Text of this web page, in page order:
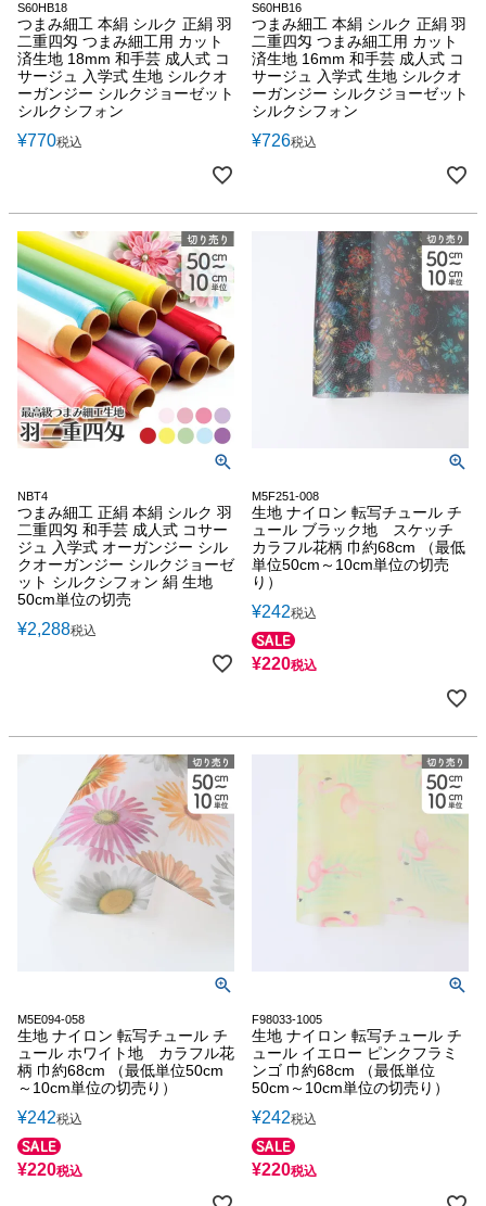
S60HB18
つまみ細工 本絹 シルク 正絹 羽
二重四匁 つまみ細工用 カット
済生地 18mm 和手芸 成人式 コ
サージュ 入学式 生地 シルクオ
ーガンジー シルクジョーゼット
シルクシフォン
¥770税込
S60HB16
つまみ細工 本絹 シルク 正絹 羽
二重四匁 つまみ細工用 カット
済生地 16mm 和手芸 成人式 コ
サージュ 入学式 生地 シルクオ
ーガンジー シルクジョーゼット
シルクシフォン
¥726税込
NBT4
つまみ細工 正絹 本絹 シルク 羽
二重四匁 和手芸 成人式 コサー
ジュ 入学式 オーガンジー シル
クオーガンジー シルクジョーゼ
ット シルクシフォン 絹 生地
50cm単位の切売
¥2,288税込
M5F251-008
生地 ナイロン 転写チュール チ
ュール ブラック地 スケッチ
カラフル花柄 巾約68cm （最低
単位50cm～10cm単位の切売
り）
¥242税込
¥220税込
M5E094-058
生地 ナイロン 転写チュール チ
ュール ホワイト地 カラフル花
柄 巾約68cm （最低単位50cm
～10cm単位の切売り）
¥242税込
¥220税込
F98033-1005
生地 ナイロン 転写チュール チ
ュール イエロー ピンクフラミ
ンゴ 巾約68cm （最低単位
50cm～10cm単位の切売り）
¥242税込
¥220税込